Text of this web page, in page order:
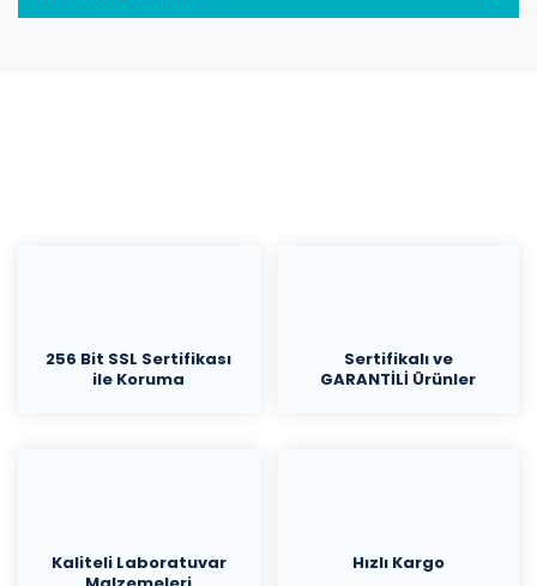
256 Bit SSL Sertifikası
ile Koruma
Sertifikalı ve
GARANTİLİ Ürünler
Kaliteli Laboratuvar
Hızlı Kargo